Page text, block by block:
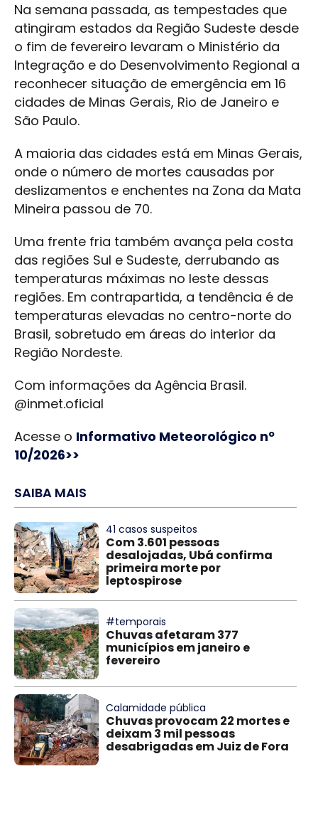
Na semana passada, as tempestades que
atingiram estados da Região Sudeste desde
o fim de fevereiro levaram o Ministério da
Integração e do Desenvolvimento Regional a
reconhecer situação de emergência em 16
cidades de Minas Gerais, Rio de Janeiro e
São Paulo.
A maioria das cidades está em Minas Gerais,
onde o número de mortes causadas por
deslizamentos e enchentes na Zona da Mata
Mineira passou de 70.
Uma frente fria também avança pela costa
das regiões Sul e Sudeste, derrubando as
temperaturas máximas no leste dessas
regiões. Em contrapartida, a tendência é de
temperaturas elevadas no centro-norte do
Brasil, sobretudo em áreas do interior da
Região Nordeste.
Com informações da Agência Brasil.
@inmet.oficial
Acesse o Informativo Meteorológico nº
10/2026>>
SAIBA MAIS
41 casos suspeitos
Com 3.601 pessoas
desalojadas, Ubá confirma
primeira morte por
leptospirose
#temporais
Chuvas afetaram 377
municípios em janeiro e
fevereiro
Calamidade pública
Chuvas provocam 22 mortes e
deixam 3 mil pessoas
desabrigadas em Juiz de Fora